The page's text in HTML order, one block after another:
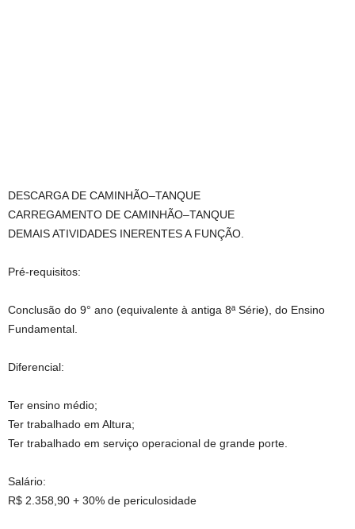
DESCARGA DE CAMINHÃO–TANQUE
CARREGAMENTO DE CAMINHÃO–TANQUE
DEMAIS ATIVIDADES INERENTES A FUNÇÃO.
Pré-requisitos:
Conclusão do 9° ano (equivalente à antiga 8ª Série), do Ensino
Fundamental.
Diferencial:
Ter ensino médio;
Ter trabalhado em Altura;
Ter trabalhado em serviço operacional de grande porte.
Salário:
R$ 2.358,90 + 30% de periculosidade